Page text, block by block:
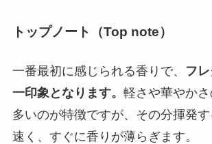
トップノート（Top note）
一番最初に感じられる香りで、
フ
一印象となります。 軽さや華やか
多いのが特徴ですが、その分揮発
速く、すぐに香りが薄らぎます。